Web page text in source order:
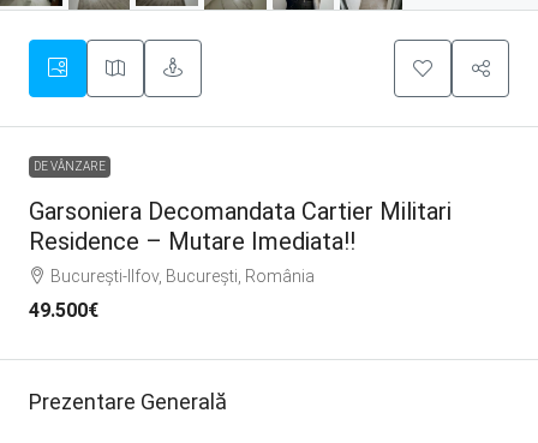
DE VÂNZARE
Garsoniera Decomandata Cartier Militari
Residence – Mutare Imediata!!
București-Ilfov, București, România
49.500€
Prezentare Generală